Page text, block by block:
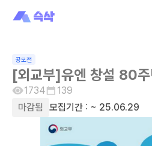
공모전
[외교부]유엔 창설 80주
1734
139
마감됨
모집기간 : ~ 25.06.29